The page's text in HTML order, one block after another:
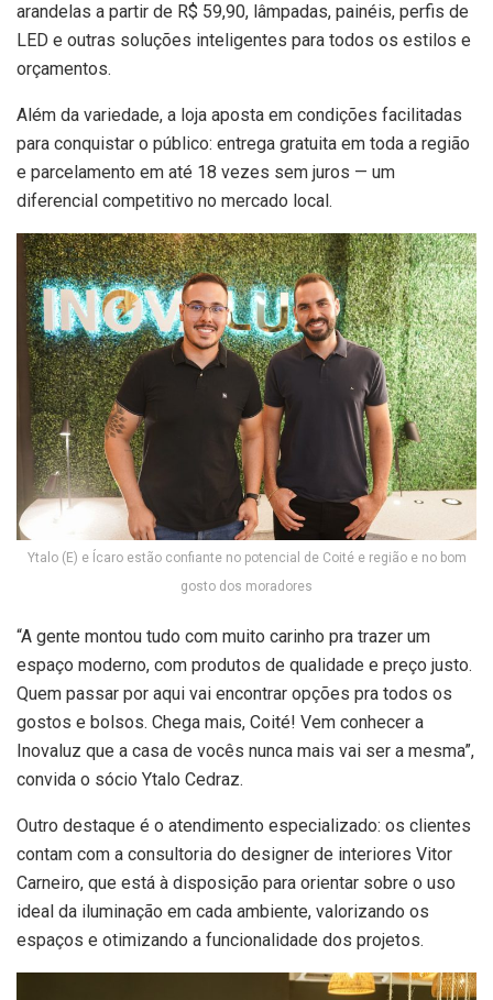
arandelas a partir de R$ 59,90, lâmpadas, painéis, perfis de
LED e outras soluções inteligentes para todos os estilos e
orçamentos.
Além da variedade, a loja aposta em condições facilitadas
para conquistar o público: entrega gratuita em toda a região
e parcelamento em até 18 vezes sem juros — um
diferencial competitivo no mercado local.
Ytalo (E) e Ícaro estão confiante no potencial de Coité e região e no bom
gosto dos moradores
“A gente montou tudo com muito carinho pra trazer um
espaço moderno, com produtos de qualidade e preço justo.
Quem passar por aqui vai encontrar opções pra todos os
gostos e bolsos. Chega mais, Coité! Vem conhecer a
Inovaluz que a casa de vocês nunca mais vai ser a mesma”,
convida o sócio Ytalo Cedraz.
Outro destaque é o atendimento especializado: os clientes
contam com a consultoria do designer de interiores Vitor
Carneiro, que está à disposição para orientar sobre o uso
ideal da iluminação em cada ambiente, valorizando os
espaços e otimizando a funcionalidade dos projetos.